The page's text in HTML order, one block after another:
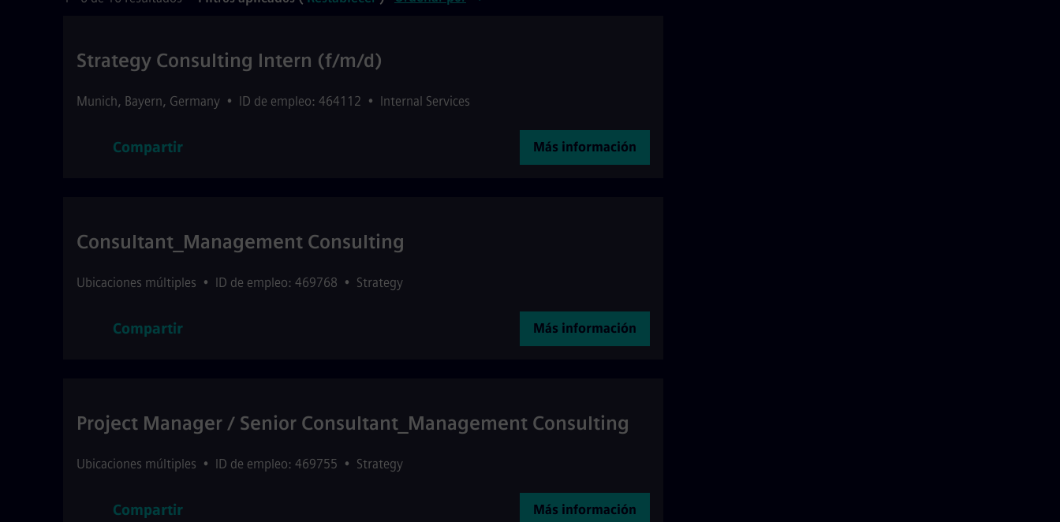
Strategy Consulting Intern (f/m/d)
Munich, Bayern, Germany • ID de empleo: 464112 • Internal Services
Compartir Más información
Consultant_Management Consulting
Ubicaciones múltiples • ID de empleo: 469768 • Strategy
Compartir Más información
Project Manager / Senior Consultant_Management Consulting
Ubicaciones múltiples • ID de empleo: 469755 • Strategy
Compartir Más información